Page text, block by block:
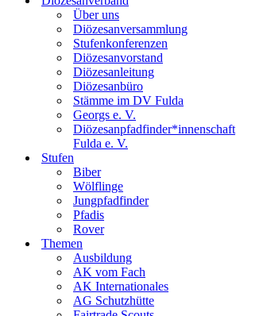
Über uns
Diözesanversammlung
Stufenkonferenzen
Diözesanvorstand
Diözesanleitung
Diözesanbüro
Stämme im DV Fulda
Georgs e. V.
Diözesanpfadfinder*innenschaft
Fulda e. V.
Stufen
Biber
Wölflinge
Jungpfadfinder
Pfadis
Rover
Themen
Ausbildung
AK vom Fach
AK Internationales
AG Schutzhütte